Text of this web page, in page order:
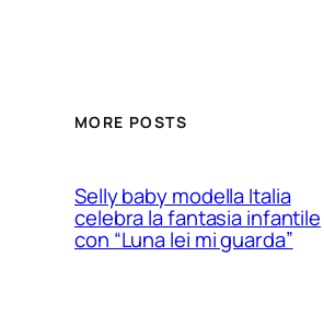
MORE POSTS
Selly baby modella Italia
celebra la fantasia infantile
con “Luna lei mi guarda”